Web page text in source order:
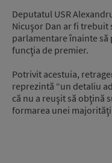
Deputatul USR
Nicuşor Dan ar fi
parlamentare înainte
funcţia de premier.
Potrivit acestuia,
reprezintă “un detaliu
că nu a reuşit să obţină
formarea unei